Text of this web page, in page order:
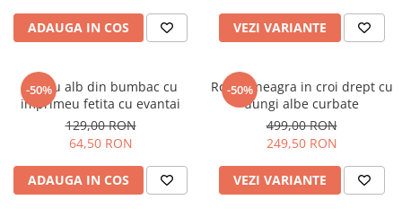
ADAUGA IN COS VEZI VARIANTE
-50%
Tricou alb din bumbac cu
imprimeu fetita cu evantai
129,00 RON
64,50 RON
ADAUGA IN COS
-50%
Rochie neagra in croi drept cu
dungi albe curbate
499,00 RON
249,50 RON
VEZI VARIANTE